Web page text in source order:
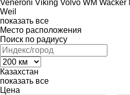
Veneroni Viking Volvo WM Wacker
Weil
показать все
Место расположения
Поиск по радиусу
Казахстан
показать все
Цена